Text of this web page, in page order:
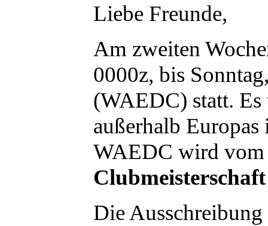
Liebe Freunde,
Am zweiten
0000z, bis
(WAEDC) statt.
außerhalb
WAEDC wird
Die